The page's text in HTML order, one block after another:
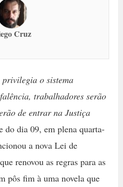
Cruz
o sistema
trabalhadores serão
de entrar na Justiça
do dia 09, em plena quarta-
a nova Lei de
renovou as regras para as
pôs fim à uma novela que